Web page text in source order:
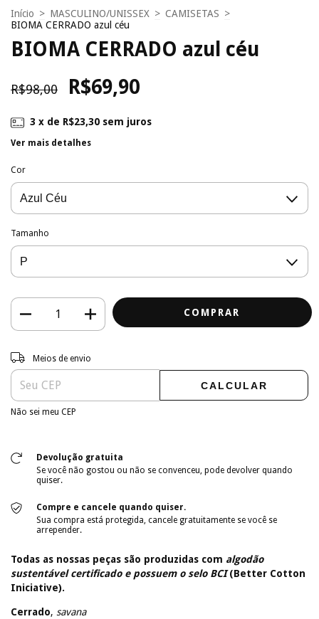
Início > MASCULINO/UNISSEX > CAMISETAS >
BIOMA CERRADO azul céu
BIOMA CERRADO azul céu
R$98,00 R$69,90
3 x de R$23,30 sem juros
Ver mais detalhes
Cor
Tamanho
Entregas para o CEP:
Meios de envio
CALCULAR
Não sei meu CEP
Devolução gratuita
Se você não gostou ou não se convenceu, pode devolver quando
quiser.
Compre e cancele quando quiser.
Sua compra está protegida, cancele gratuitamente se você se
arrepender.
Todas as nossas peças são produzidas com algodão
sustentável certificado e possuem o selo BCI(Better Cotton
Iniciative).
Cerrado, savana